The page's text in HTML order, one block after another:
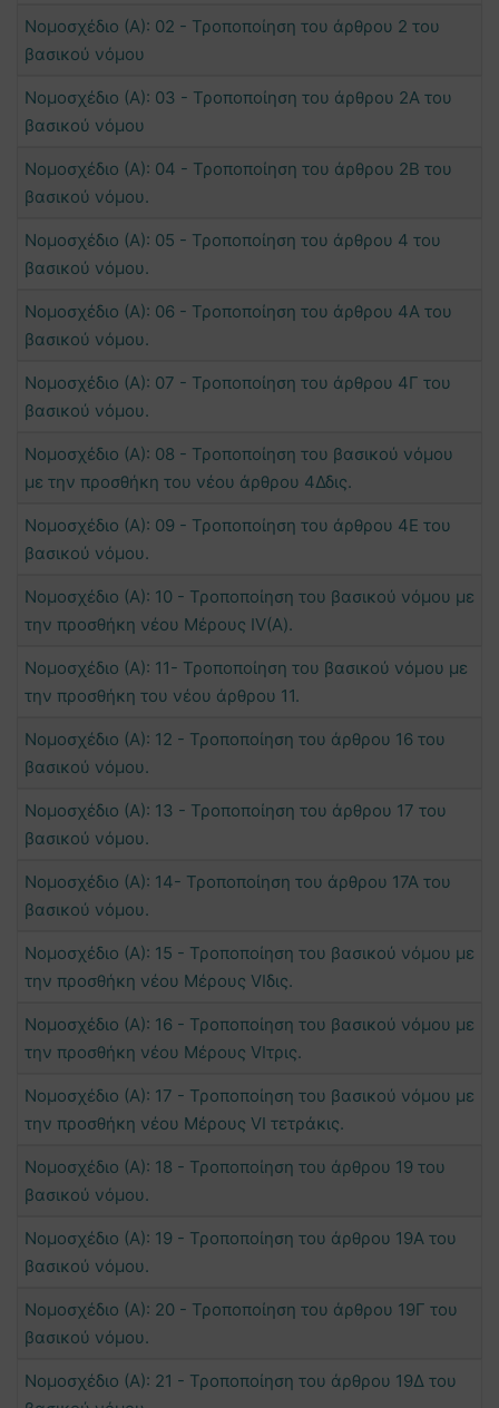
Νομοσχέδιο (Α): 02 - Τροποποίηση του άρθρου 2 του
βασικού νόμου
Νομοσχέδιο (Α): 03 - Τροποποίηση του άρθρου 2Α του
βασικού νόμου
Νομοσχέδιο (Α): 04 - Τροποποίηση του άρθρου 2Β του
βασικού νόμου.
Νομοσχέδιο (Α): 05 - Τροποποίηση του άρθρου 4 του
βασικού νόμου.
Νομοσχέδιο (Α): 06 - Τροποποίηση του άρθρου 4Α του
βασικού νόμου.
Νομοσχέδιο (Α): 07 - Τροποποίηση του άρθρου 4Γ του
βασικού νόμου.
Νομοσχέδιο (Α): 08 - Τροποποίηση του βασικού νόμου
με την προσθήκη του νέου άρθρου 4Δδις.
Νομοσχέδιο (Α): 09 - Τροποποίηση του άρθρου 4Ε του
βασικού νόμου.
Νομοσχέδιο (Α): 10 - Τροποποίηση του βασικού νόμου με
την προσθήκη νέου Μέρους ΙV(Α).
Νομοσχέδιο (Α): 11- Τροποποίηση του βασικού νόμου με
την προσθήκη του νέου άρθρου 11.
Νομοσχέδιο (Α): 12 - Τροποποίηση του άρθρου 16 του
βασικού νόμου.
Νομοσχέδιο (Α): 13 - Τροποποίηση του άρθρου 17 του
βασικού νόμου.
Νομοσχέδιο (Α): 14- Τροποποίηση του άρθρου 17Α του
βασικού νόμου.
Νομοσχέδιο (Α): 15 - Τροποποίηση του βασικού νόμου με
την προσθήκη νέου Μέρους VIδις.
Νομοσχέδιο (Α): 16 - Τροποποίηση του βασικού νόμου με
την προσθήκη νέου Μέρους VIτρις.
Νομοσχέδιο (Α): 17 - Τροποποίηση του βασικού νόμου με
την προσθήκη νέου Μέρους VI τετράκις.
Νομοσχέδιο (Α): 18 - Τροποποίηση του άρθρου 19 του
βασικού νόμου.
Νομοσχέδιο (Α): 19 - Τροποποίηση του άρθρου 19Α του
βασικού νόμου.
Νομοσχέδιο (Α): 20 - Τροποποίηση του άρθρου 19Γ του
βασικού νόμου.
Νομοσχέδιο (Α): 21 - Τροποποίηση του άρθρου 19Δ του